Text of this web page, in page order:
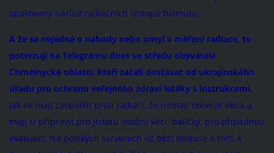
opakovaný nárůst radiačních izotopů bizmutu.
A že se nejedná o náhody nebo omyl v měření radiace, to
potvrzují na Telegramu dnes ve středu obyvatelé
Chmelnycké oblasti, kteří začali dostávat od ukrajinského
úřadu pro ochranu veřejného zdraví letáky s instrukcemi,
jak se mají zaopatřit proti radiaci, že nemají otevírat okna a
mají si připravit pro jistotu osobní věci, balíčky, pro případnou
evakuaci. Na polských serverech už běží diskuse o tom, k